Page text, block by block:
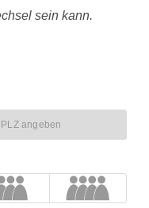
sein kann.